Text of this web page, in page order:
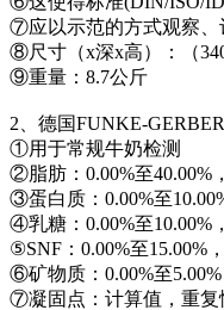
⑦应以示范的方式观察、
⑧尺寸（x深x高）：（
⑨重量：8.7公斤
2、德国FUNKE-
①用于常规牛奶检测
②脂肪：0.00%至40.00%
③蛋白质：0.00%至
④乳糖：0.00%至10.00%
⑤SNF：0.00%至15.00%
⑥矿物质：0.00%至
⑦凝固点：计算值，重复